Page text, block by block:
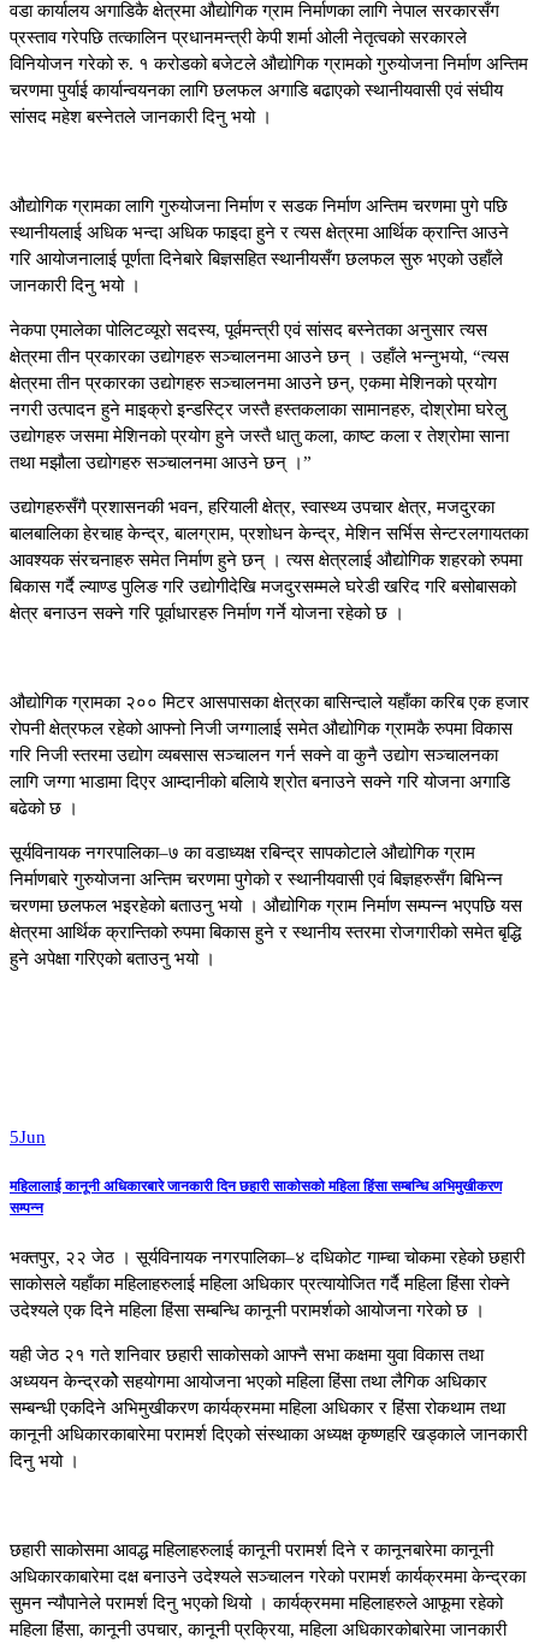
वडा कार्यालय अगाडिकै क्षेत्रमा औद्योगिक ग्राम निर्माणका लागि नेपाल सरकारसँग
प्रस्ताव गरेपछि तत्कालिन प्रधानमन्त्री केपी शर्मा ओली नेतृत्वको सरकारले
विनियोजन गरेको रु. १ करोडको बजेटले औद्योगिक ग्रामको गुरुयोजना निर्माण अन्तिम
चरणमा पुर्याई कार्यान्वयनका लागि छलफल अगाडि बढाएको स्थानीयवासी एवं संघीय
सांसद महेश बस्नेतले जानकारी दिनु भयो ।
औद्योगिक ग्रामका लागि गुरुयोजना निर्माण र सडक निर्माण अन्तिम चरणमा पुगे पछि
स्थानीयलाई अधिक भन्दा अधिक फाइदा हुने र त्यस क्षेत्रमा आर्थिक क्रान्ति आउने
गरि आयोजनालाई पूर्णता दिनेबारे बिज्ञसहित स्थानीयसँग छलफल सुरु भएको उहाँले
जानकारी दिनु भयो ।
नेकपा एमालेका पोलिटव्यूरो सदस्य, पूर्वमन्त्री एवं सांसद बस्नेतका अनुसार त्यस
क्षेत्रमा तीन प्रकारका उद्योगहरु सञ्चालनमा आउने छन् । उहाँले भन्नुभयो, “त्यस
क्षेत्रमा तीन प्रकारका उद्योगहरु सञ्चालनमा आउने छन्, एकमा मेशिनको प्रयोग
नगरी उत्पादन हुने माइक्रो इन्डस्ट्रि जस्तै हस्तकलाका सामानहरु, दोश्रोमा घरेलु
उद्योगहरु जसमा मेशिनको प्रयोग हुने जस्तै धातु कला, काष्ट कला र तेश्रोमा साना
तथा मझौला उद्योगहरु सञ्चालनमा आउने छन् ।”
उद्योगहरुसँगै प्रशासनकी भवन, हरियाली क्षेत्र, स्वास्थ्य उपचार क्षेत्र, मजदुरका
बालबालिका हेरचाह केन्द्र, बालग्राम, प्रशोधन केन्द्र, मेशिन सर्भिस सेन्टरलगायतका
आवश्यक संरचनाहरु समेत निर्माण हुने छन् । त्यस क्षेत्रलाई औद्योगिक शहरको रुपमा
बिकास गर्दै ल्याण्ड पुलिङ गरि उद्योगीदेखि मजदुरसम्मले घरेडी खरिद गरि बसोबासको
क्षेत्र बनाउन सक्ने गरि पूर्वाधारहरु निर्माण गर्ने योजना रहेको छ ।
औद्योगिक ग्रामका २०० मिटर आसपासका क्षेत्रका बासिन्दाले यहाँका करिब एक हजार
रोपनी क्षेत्रफल रहेको आफ्नो निजी जग्गालाई समेत औद्योगिक ग्रामकै रुपमा विकास
गरि निजी स्तरमा उद्योग व्यबसास सञ्चालन गर्न सक्ने वा कुनै उद्योग सञ्चालनका
लागि जग्गा भाडामा दिएर आम्दानीको बलिाये श्रोत बनाउने सक्ने गरि योजना अगाडि
बढेको छ ।
सूर्यविनायक नगरपालिका–७ का वडाध्यक्ष रबिन्द्र सापकोटाले औद्योगिक ग्राम
निर्माणबारे गुरुयोजना अन्तिम चरणमा पुगेको र स्थानीयवासी एवं बिज्ञहरुसँग बिभिन्न
चरणमा छलफल भइरहेको बताउनु भयो । औद्योगिक ग्राम निर्माण सम्पन्न भएपछि यस
क्षेत्रमा आर्थिक क्रान्तिको रुपमा बिकास हुने र स्थानीय स्तरमा रोजगारीको समेत बृद्धि
हुने अपेक्षा गरिएको बताउनु भयो ।
5Jun
महिलालाई कानूनी अधिकारबारे जानकारी दिन छहारी साकोसको महिला हिंसा सम्बन्धि अभिमुखीकरण
सम्पन्न
भक्तपुर, २२ जेठ । सूर्यविनायक नगरपालिका–४ दधिकोट गाम्चा चोकमा रहेको छहारी
साकोसले यहाँका महिलाहरुलाई महिला अधिकार प्रत्यायोजित गर्दै महिला हिंसा रोक्ने
उदेश्यले एक दिने महिला हिंसा सम्बन्धि कानूनी परामर्शको आयोजना गरेको छ ।
यही जेठ २१ गते शनिवार छहारी साकोसको आफ्नै सभा कक्षमा युवा विकास तथा
अध्ययन केन्द्रकोे सहयोगमा आयोजना भएको महिला हिंसा तथा लैगिक अधिकार
सम्बन्धी एकदिने अभिमुखीकरण कार्यक्रममा महिला अधिकार र हिंसा रोकथाम तथा
कानूनी अधिकारकाबारेमा परामर्श दिएको संस्थाका अध्यक्ष कृष्णहरि खड्काले जानकारी
दिनु भयो ।
छहारी साकोसमा आवद्ध महिलाहरुलाई कानूनी परामर्श दिने र कानूनबारेमा कानूनी
अधिकारकाबारेमा दक्ष बनाउने उदेश्यले सञ्चालन गरेको परामर्श कार्यक्रममा केन्द्रका
सुमन न्यौपानेले परामर्श दिनु भएको थियो । कार्यक्रममा महिलाहरुले आफूमा रहेको
महिला हिंंसा, कानूनी उपचार, कानूनी प्रक्रिया, महिला अधिकारकोबारेमा जानकारी